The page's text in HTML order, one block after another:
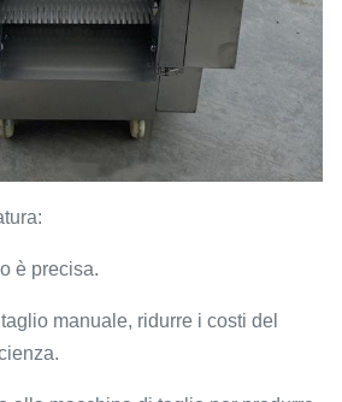
è precisa.
manuale, ridurre i costi del